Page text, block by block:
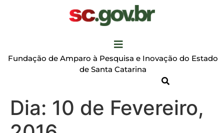
Fundação de Amparo à Pesquisa e Inovação do Estado
de Santa Catarina
Dia: 10 de Fevereiro,